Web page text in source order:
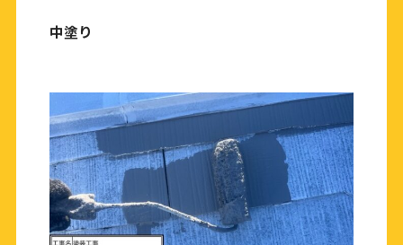
中塗り